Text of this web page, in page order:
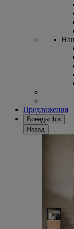
Предложения
Бренды ibis
Назад